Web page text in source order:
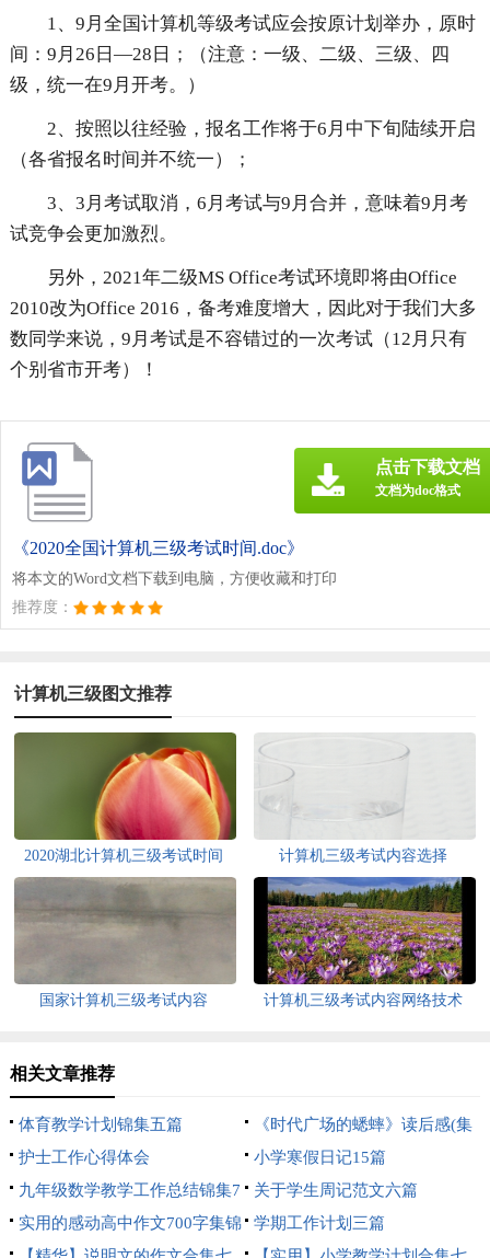
1、9月全国计算机等级考试应会按原计划举办，原时
间：9月26日—28日；（注意：一级、二级、三级、四
级，统一在9月开考。）
2、按照以往经验，报名工作将于6月中下旬陆续开启
（各省报名时间并不统一）；
3、3月考试取消，6月考试与9月合并，意味着9月考
试竞争会更加激烈。
另外，2021年二级MS Office考试环境即将由Office
2010改为Office 2016，备考难度增大，因此对于我们大多
数同学来说，9月考试是不容错过的一次考试（12月只有
个别省市开考）！
《2020全国计算机三级考试时间.doc》
将本文的Word文档下载到电脑，方便收藏和打印
推荐度：
点击下载文档
文档为doc格式
计算机三级图文推荐
2020湖北计算机三级考试时间 计算机三级考试内容选择
国家计算机三级考试内容 计算机三级考试内容网络技术
相关文章推荐
体育教学计划锦集五篇
《时代广场的蟋蟀》读后感(集
合15篇)
护士工作心得体会
小学寒假日记15篇
九年级数学教学工作总结锦集7
篇
关于学生周记范文六篇
实用的感动高中作文700字集锦
学期工作计划三篇